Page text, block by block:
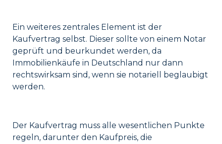
Ein weiteres zentrales Element ist der
Kaufvertrag selbst. Dieser sollte von einem Notar
geprüft und beurkundet werden, da
Immobilienkäufe in Deutschland nur dann
rechtswirksam sind, wenn sie notariell beglaubigt
werden.
Der Kaufvertrag muss alle wesentlichen Punkte
regeln, darunter den Kaufpreis, die